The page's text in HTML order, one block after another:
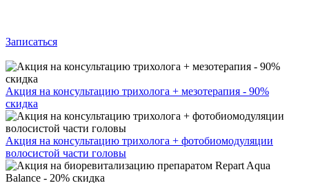
Записаться
Акция на консультацию трихолога + мезотерапия - 90%
скидка
Акция на консультацию трихолога + фотобиомодуляции
волосистой части головы